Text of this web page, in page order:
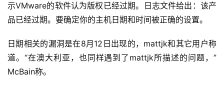
示VMware的软件认为版权已经过期。日志文件给出：该产
品已经过期。要确定你的主机日期和时间被正确的设置。
日期相关的漏洞是在8月12日出现的，mattjk和其它用户称
道。“在澳大利亚，也同样遇到了mattjk所描述的问题，”
McBain称。